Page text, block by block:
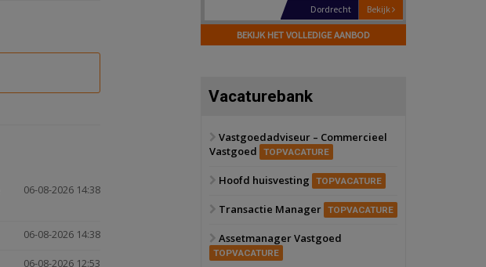
06-08-2026 14:38
06-08-2026 14:38
06-08-2026 12:53
Bekijk
Hilversum
17 september 2026
Voormalig
Zwanenburg
6 oktober 2026 Transformatieobject
22 september 2026
BEKIJK HET VOLLEDIGE AANBOD
Vacaturebank
Vastgoedadviseur – Commercieel
Vastgoed
TOPVACATURE
Hoofd huisvesting TOPVACATURE
Transactie Manager TOPVACATURE
Assetmanager Vastgoed
TOPVACATURE